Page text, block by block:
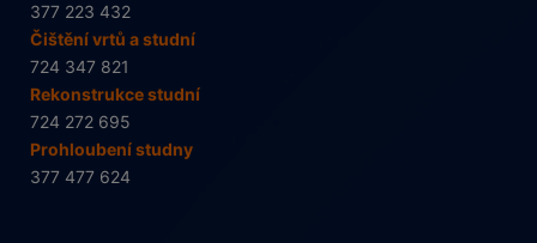
377 223 432
Čištění vrtů a studní
724 347 821
Rekonstrukce studní
724 272 695
Prohloubení studny
377 477 624